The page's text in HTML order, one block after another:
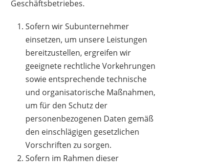
Geschäftsbetriebes.
Sofern wir Subunternehmer
einsetzen, um unsere Leistungen
bereitzustellen, ergreifen wir
geeignete rechtliche Vorkehrungen
sowie entsprechende technische
und organisatorische Maßnahmen,
um für den Schutz der
personenbezogenen Daten gemäß
den einschlägigen gesetzlichen
Vorschriften zu sorgen.
Sofern im Rahmen dieser